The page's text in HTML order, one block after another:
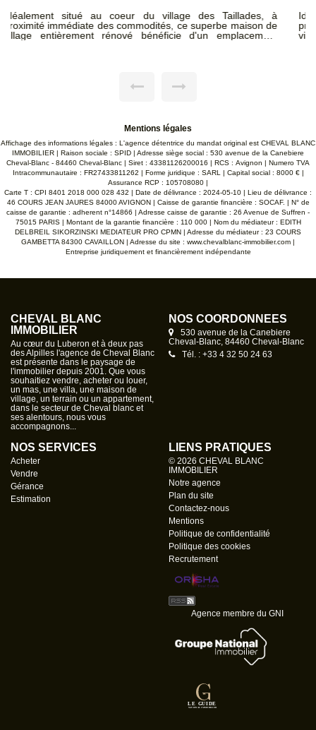
Idéalement situé au coeur du village des Taillades, à
proximité immédiate des commodités, ce superbe maison de
village entièrement rénové bénéficie d'un emplacement
et nobles : pierre apparente, travertin au sol, cuisine en
chaussée : Une belle cuisine / salle à manger conviviale Un
espace salon chaleureux Un WC indépendant Au premier
étage : Deux belles chambres Une salle de bain ? Un grand
palier pouvant accueillir un espace bureau ou détente Au
deuxième étage : ? Une mezzanine pleine de charme Une
chambre mansardée Une salle d'eau À l'extérieur, vous
profiterez d'un agréable espace détente avec une piscine
coque chauffée de 4,50 m x 2,40 m, équipée d'une pompe à
chaleur. Côté prestations : Toiture refaite en 2017
Menuiseries double vitrage bois et PVC Eau du canal
Rénovation récente Matériaux de qualité et finitions soignées
Ce bien rare allie parfaitement authenticité, confort et
caractère, idéal pour les amoureux de belles pierres à la
recherche d'un bien de charme, prêt à vivre. Un véritable
est exposé sont disponibles sur le site Géorisques : www.
georisques.gouv.fr Honoraires à la charge du vendeur
Mentions légales
Affichage des informations légales : L'agence détentrice du mandat original est CHEVAL BLANC
IMMOBILIER | Raison sociale : SPID | Adresse siège social : 530 avenue de la Canebiere
Cheval-Blanc - 84460 Cheval-Blanc | Siret : 43381126200016 | RCS : Avignon | Numero TVA
Intracommunautaire : FR27433811262 | Forme juridique : SARL | Capital social : 8000 € |
Assurance RCP : 105708080 |
Carte T : CPI 8401 2018 000 028 432 | Date de délivrance : 2024-05-10 | Lieu de délivrance :
46 COURS JEAN JAURES 84000 AVIGNON | Caisse de garantie financière : SOCAF. | N° de
caisse de garantie : adherent n°14866 | Adresse caisse de garantie : 26 Avenue de Suffren -
75015 PARIS | Montant de la garantie financière : 110 000 | Nom du médiateur : EDITH
DELBREIL SIKORZINSKI MEDIATEUR PRO CPMN | Adresse du médiateur : 23 COURS
GAMBETTA 84300 CAVAILLON | Adresse du site : www.chevalblanc-immobilier.com
Entreprise juridiquement et financièrement indépendante
CHEVAL BLANC
IMMOBILIER
Au cœur du Luberon et à deux pas
des Alpilles l'agence de Cheval Blanc
est présente dans le paysage de
l'immobilier depuis 2001. Que vous
souhaitiez vendre, acheter ou louer,
un mas, une villa, une maison de
village, un terrain ou un appartement,
dans le secteur de Cheval blanc et
ses alentours, nous vous
accompagnons...
NOS COORDONNÉES
530 avenue de la Canebiere
Cheval-Blanc, 84460 Cheval-Blanc
Tél. : +33 4 32 50 24 63
NOS SERVICES
Acheter
Vendre
Gérance
Estimation
LIENS PRATIQUES
© 2026 CHEVAL BLANC
IMMOBILIER
Notre agence
Plan du site
Contactez-nous
Mentions
Politique de confidentialité
Politique des cookies
Recrutement
Agence membre du GNI